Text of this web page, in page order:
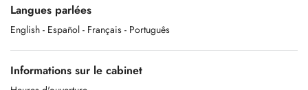
Langues parlées
English - Español - Français - Português
Informations sur le cabinet